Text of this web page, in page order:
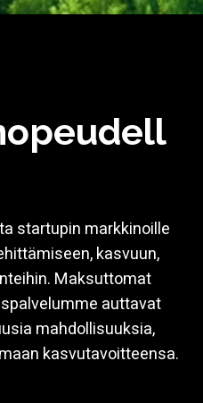
startupin markkinoille
kasvuun,
Maksuttomat
auttavat
mahdollisuuksia,
kasvutavoitteensa.